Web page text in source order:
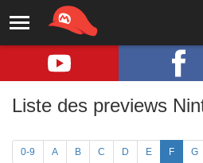
Liste des previews
0-9 A B C D E F G